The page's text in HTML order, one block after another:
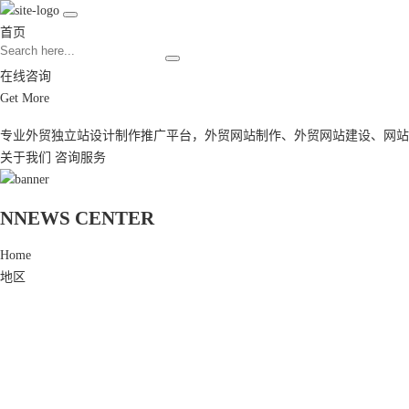
首页
在线咨询
Get More
专业外贸独立站设计制作推广平台， 外贸网站制作、 外贸网站建设、 网
关于我们
咨询服务
NNEWS CENTER
Home
地区